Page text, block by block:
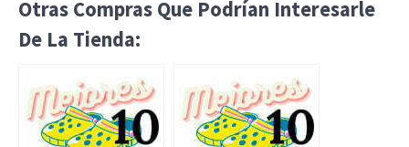
Otras Compras Que Podrían Interesarle
De La Tienda: